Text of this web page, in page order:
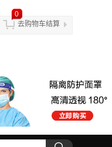
0
去购物车结算